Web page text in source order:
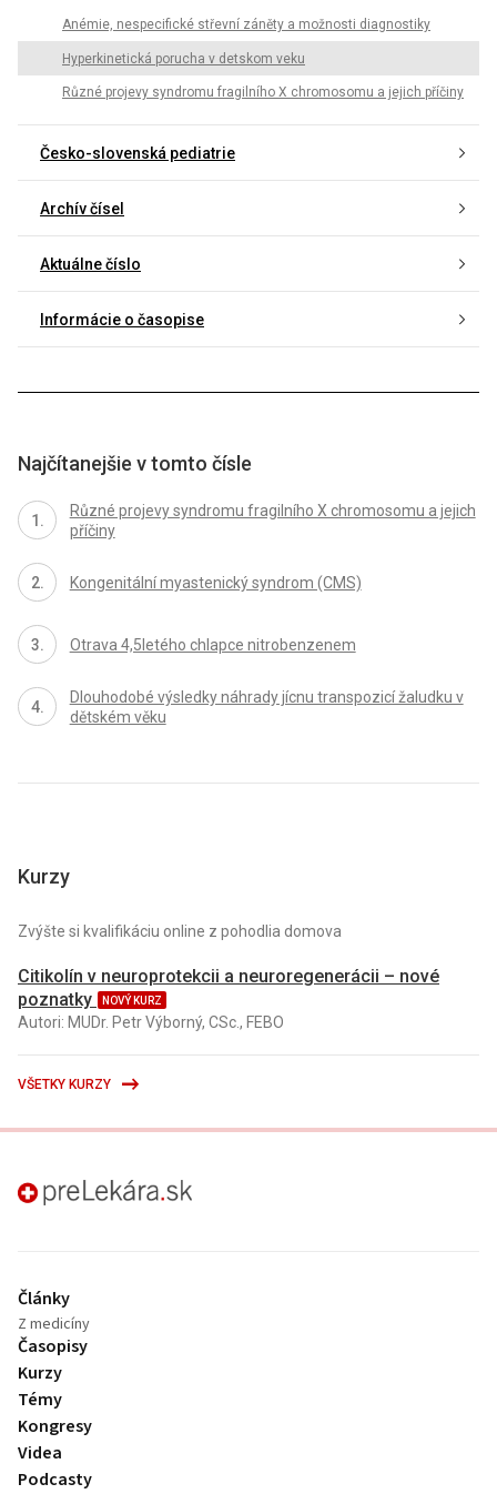
Anémie, nespecifické střevní záněty a možnosti diagnostiky
Hyperkinetická porucha v detskom veku
Různé projevy syndromu fragilního X chromosomu a jejich příčiny
Česko-slovenská pediatrie
Archív čísel
Aktuálne číslo
Informácie o časopise
Najčítanejšie v tomto čísle
Různé projevy syndromu fragilního X chromosomu a jejich
příčiny
Kongenitální myastenický syndrom (CMS)
Otrava 4,5letého chlapce nitrobenzenem
Dlouhodobé výsledky náhrady jícnu transpozicí žaludku v
dětském věku
Kurzy
Zvýšte si kvalifikáciu online z pohodlia domova
Citikolín v neuroprotekcii a neuroregenerácii – nové
poznatky
NOVÝ KURZ
Autori: MUDr. Petr Výborný, CSc., FEBO
VŠETKY KURZY
preLekára.sk
Články
Z medicíny
Časopisy
Kurzy
Témy
Kongresy
Videa
Podcasty